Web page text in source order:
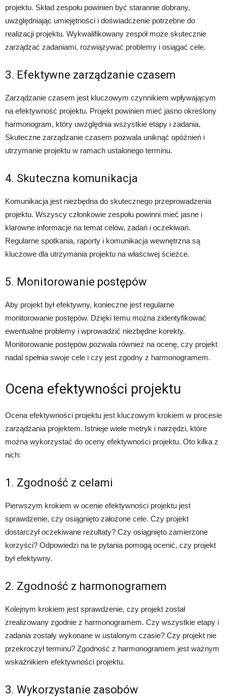
projektu. Skład zespołu powinien być starannie dobrany,
uwzględniając umiejętności i doświadczenie potrzebne do
realizacji projektu. Wykwalifikowany zespół może skutecznie
zarządzać zadaniami, rozwiązywać problemy i osiągać cele.
3. Efektywne zarządzanie czasem
Zarządzanie czasem jest kluczowym czynnikiem wpływającym
na efektywność projektu. Projekt powinien mieć jasno określony
harmonogram, który uwzględnia wszystkie etapy i zadania.
Skuteczne zarządzanie czasem pozwala uniknąć opóźnień i
utrzymanie projektu w ramach ustalonego terminu.
4. Skuteczna komunikacja
Komunikacja jest niezbędna do skutecznego przeprowadzenia
projektu. Wszyscy członkowie zespołu powinni mieć jasne i
klarowne informacje na temat celów, zadań i oczekiwań.
Regularne spotkania, raporty i komunikacja wewnętrzna są
kluczowe dla utrzymania projektu na właściwej ścieżce.
5. Monitorowanie postępów
Aby projekt był efektywny, konieczne jest regularne
monitorowanie postępów. Dzięki temu można zidentyfikować
ewentualne problemy i wprowadzić niezbędne korekty.
Monitorowanie postępów pozwala również na ocenę, czy projekt
nadal spełnia swoje cele i czy jest zgodny z harmonogramem.
Ocena efektywności projektu
Ocena efektywności projektu jest kluczowym krokiem w procesie
zarządzania projektem. Istnieje wiele metryk i narzędzi, które
można wykorzystać do oceny efektywności projektu. Oto kilka z
nich:
1. Zgodność z celami
Pierwszym krokiem w ocenie efektywności projektu jest
sprawdzenie, czy osiągnięto założone cele. Czy projekt
dostarczył oczekiwane rezultaty? Czy osiągnięto zamierzone
korzyści? Odpowiedzi na te pytania pomogą ocenić, czy projekt
był efektywny.
2. Zgodność z harmonogramem
Kolejnym krokiem jest sprawdzenie, czy projekt został
zrealizowany zgodnie z harmonogramem. Czy wszystkie etapy i
zadania zostały wykonane w ustalonym czasie? Czy projekt nie
przekroczył terminu? Zgodność z harmonogramem jest ważnym
wskaźnikiem efektywności projektu.
3. Wykorzystanie zasobów